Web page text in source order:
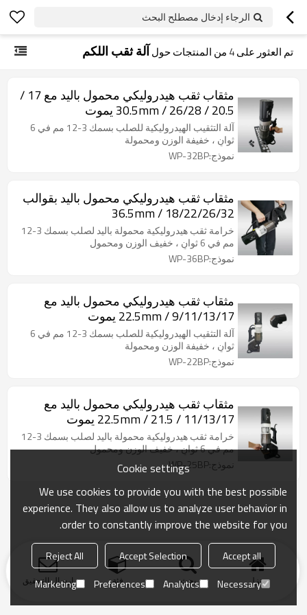
الرجاء إدخال مصطلح البحث
تم العثور على4 من المنتجات حولآلة ثقب اللكم
مثقاب ثقب هيدروليكي محمول باليد مع 17 /
20.5 / 26/28 / 30.5mm يموت
آلة التثقيب الهيدروليكية للصلب بسمك 3-12 مم في 6
ثوانٍ ، خفيفة الوزن ومحمولة
نموذج:WP-32BP
مثقاب ثقب هيدروليكي محمول باليد بقوالب
18/22/26/32 / 36.5mm
خرامة ثقب هيدروليكية محمولة باليد لصلب بسمك 3-12
مم في 6 ثوانٍ ، خفيف الوزن ومحمول
نموذج:WP-36BP
مثقاب ثقب هيدروليكي محمول باليد مع
9/11/13/17 / 22.5mm يموت
آلة التثقيب الهيدروليكية للصلب بسمك 3-12 مم في 6
ثوانٍ ، خفيفة الوزن ومحمولة
نموذج:WP-22BP
مثقاب ثقب هيدروليكي محمول باليد مع
11/13/17 / 21.5 / 22.5mm يموت
خرامة ثقب هيدروليكية محمولة باليد لصلب بسمك 3-12
مم في 6 ثوانٍ ، خفيف الوزن ومحمول
نموذج:WP-25BP
منزل بحث فئة ارسال التحقيق
Cookie settings
We use cookies to provide you with the best possible
experience. They also allow us to analyze user behavior in
order to constantly improve the website for you.
Accept all
Accept Selection
Reject All
Necessary
Analytics
Preferences
Marketing